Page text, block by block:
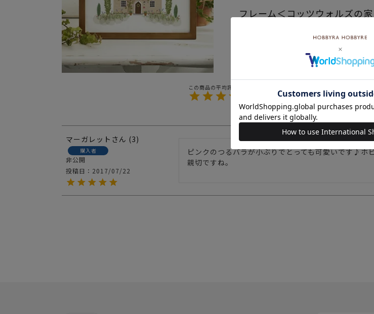
フレーム＜コッツウォルズの
1
マーガレット
3
購入者
非公開
投稿日
2017/07/22
ピンクのつるバラが小ぶりでとっても可愛いです♪ホ
親切ですね。